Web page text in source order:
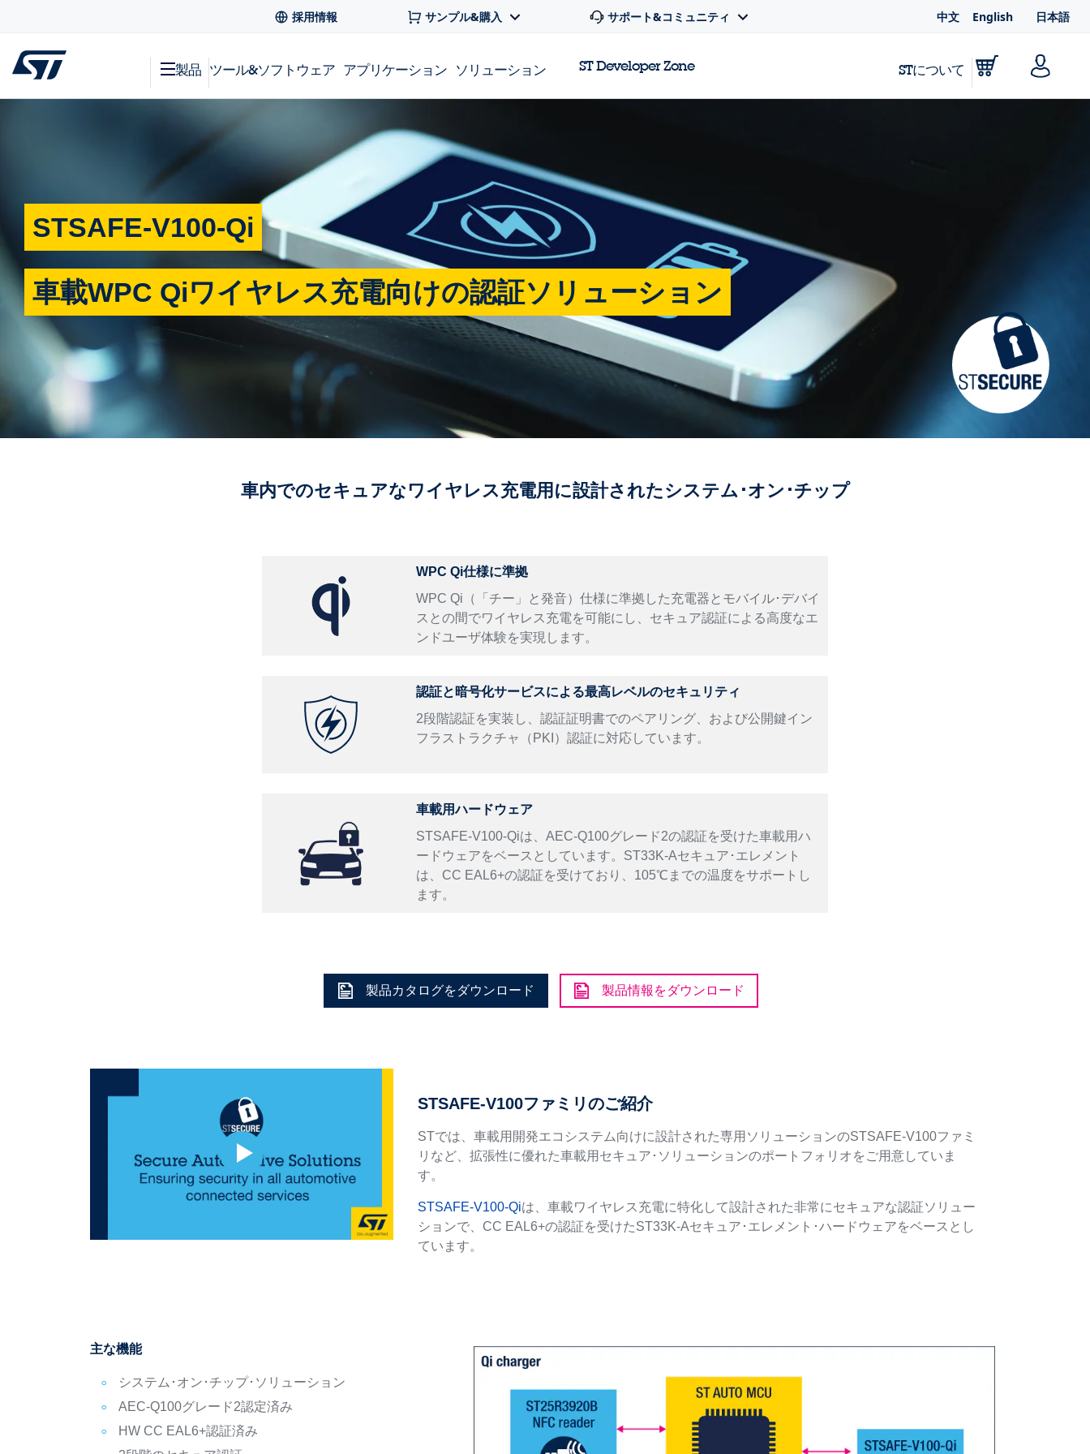
採用情報 サンプル&購入 サポート&コミュニティ 中文 English 日本語
製品 ツール&ソフトウェア アプリケーション ソリューション ST Developer Zone STについて
STSAFE-V100-Qi
車載WPC Qiワイヤレス充電向けの認証ソリューション
車内でのセキュアなワイヤレス充電用に設計されたシステム･オン･チップ
WPC Qi仕様に準拠
WPC Qi（「チー」と発音）仕様に準拠した充電器とモバイル･デバイ
スとの間でワイヤレス充電を可能にし、セキュア認証による高度なエ
ンドユーザ体験を実現します。
認証と暗号化サービスによる最高レベルのセキュリティ
2段階認証を実装し、認証証明書でのペアリング、および公開鍵イン
フラストラクチャ（PKI）認証に対応しています。
車載用ハードウェア
STSAFE-V100-Qiは、AEC-Q100グレード2の認証を受けた車載用ハ
ードウェアをベースとしています。ST33K-Aセキュア･エレメント
は、CC EAL6+の認証を受けており、105℃までの温度をサポートし
ます。
製品カタログをダウンロード 製品情報をダウンロード
STSAFE-V100ファミリのご紹介
STでは、車載用開発エコシステム向けに設計された専用ソリューションのSTSAFE-V100ファミ
リなど、拡張性に優れた車載用セキュア･ソリューションのポートフォリオをご用意していま
す。
STSAFE-V100-Qiは、車載ワイヤレス充電に特化して設計された非常にセキュアな認証ソリュー
ションで、CC EAL6+の認証を受けたST33K-Aセキュア･エレメント･ハードウェアをベースとし
ています。
主な機能
システム･オン･チップ･ソリューション
AEC-Q100グレード2認定済み
HW CC EAL6+認証済み